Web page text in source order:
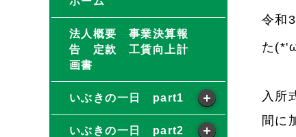
令和
た
入所
間に
法人概要 事業決算報
告 定款 工賃向上計
画書
いぶきの一日 part1
いぶきの一日 part2